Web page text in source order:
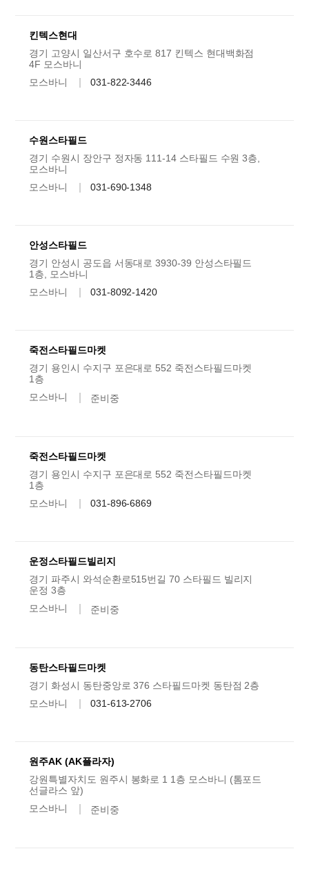
킨텍스현대
경기 고양시 일산서구 호수로 817 킨텍스 현대백화점
4F 모스바니
모스바니
031-822-3446
수원스타필드
경기 수원시 장안구 정자동 111-14 스타필드 수원 3층,
모스바니
모스바니
031-690-1348
안성스타필드
경기 안성시 공도읍 서동대로 3930-39 안성스타필드
1층, 모스바니
모스바니
031-8092-1420
죽전스타필드마켓
경기 용인시 수지구 포은대로 552 죽전스타필드마켓
1층
모스바니
준비중
죽전스타필드마켓
경기 용인시 수지구 포은대로 552 죽전스타필드마켓
1층
모스바니
031-896-6869
운정스타필드빌리지
경기 파주시 와석순환로515번길 70 스타필드 빌리지
운정 3층
모스바니
준비중
동탄스타필드마켓
경기 화성시 동탄중앙로 376 스타필드마켓 동탄점 2층
모스바니
031-613-2706
원주AK (AK플라자)
강원특별자치도 원주시 봉화로 1 1층 모스바니 (톰포드
선글라스 앞)
모스바니
준비중